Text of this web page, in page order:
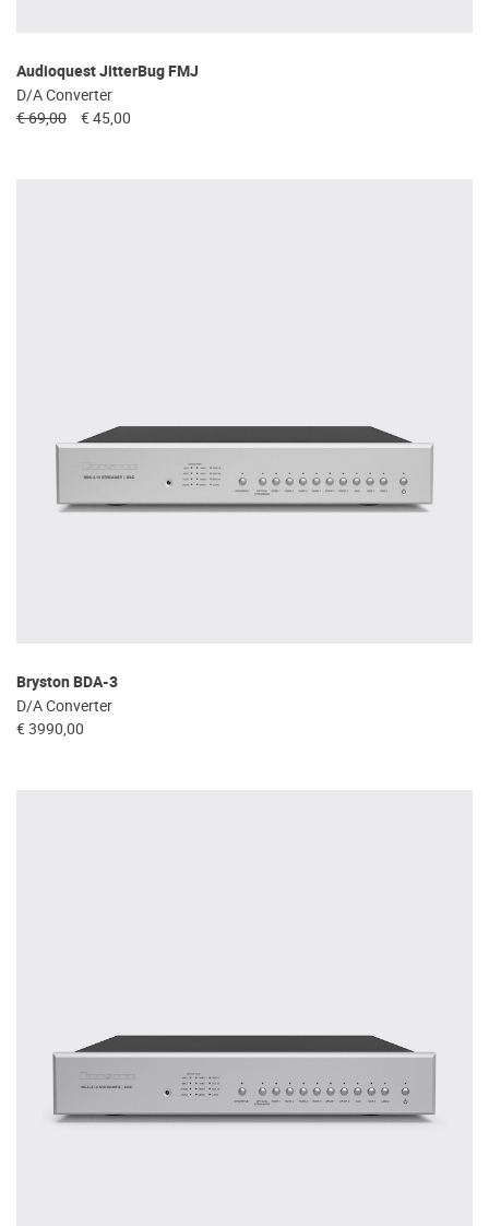
Audioquest JitterBug FMJ
D/A Converter
€ 69,00
€ 45,00
Bryston BDA-3
D/A Converter
€ 3990,00